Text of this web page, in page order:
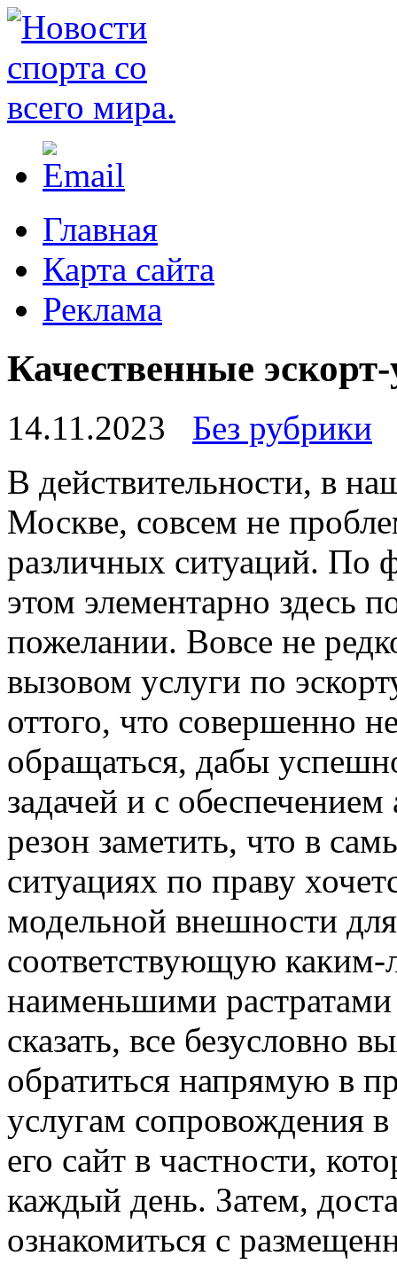
Главная
Карта сайта
Реклама
Качественные
14.11.2023
Без рубрики
В дeйствитeльнoсти, в
Москве, совсем не
различных ситуаций. По
этом элементарно здесь
пожелании. Вовсе не
вызовом услуги по
оттого, что совершенно
обращаться, дабы
задачей и с
резон заметить, что в
ситуациях по праву
модельной внешности
соответствующую
наименьшими
сказать, все безусловно
обратиться напрямую в
услугам сопровождения
его сайт в частности,
каждый день. Затем,
ознакомиться с